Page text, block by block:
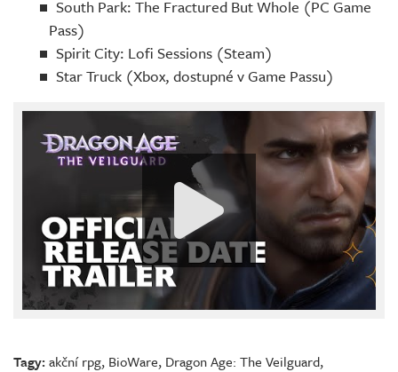
South Park: The Fractured But Whole (PC Game
Pass)
Spirit City: Lofi Sessions (Steam)
Star Truck (Xbox, dostupné v Game Passu)
Tagy:akční rpg, BioWare, Dragon Age: The Veilguard,